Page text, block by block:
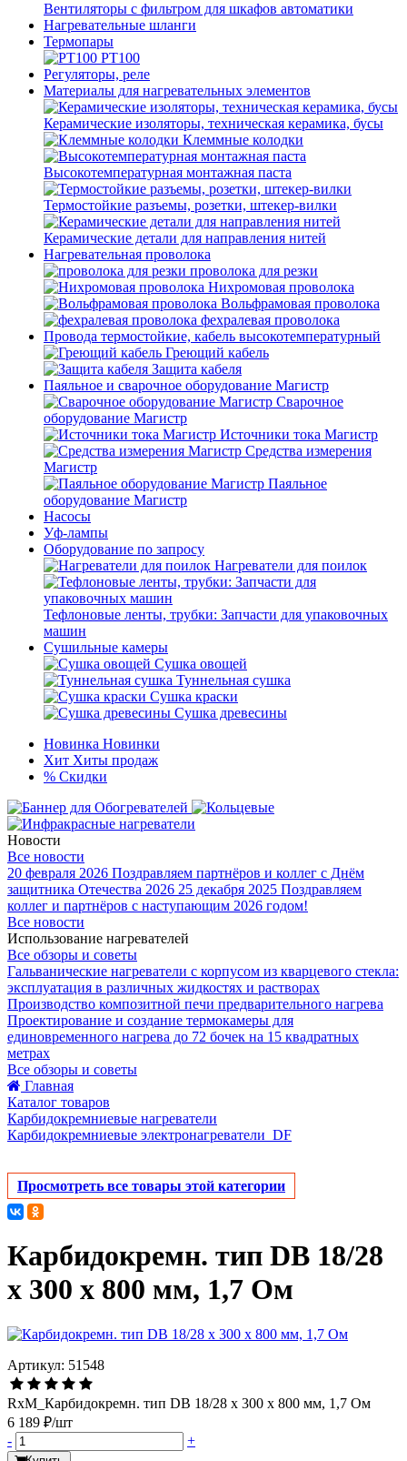
Вентиляторы с фильтром для шкафов автоматики
Нагревательные шланги
Термопары
PT100
Регуляторы, реле
Материалы для нагревательных элементов
Керамические изоляторы, техническая керамика, бусы
Клеммные колодки
Высокотемпературная монтажная паста
Термостойкие разъемы, розетки, штекер-вилки
Керамические детали для направления нитей
Нагревательная проволока
проволока для резки
Нихромовая проволока
Вольфрамовая проволока
фехралевая проволока
Провода термостойкие, кабель высокотемпературный
Греющий кабель
Защита кабеля
Паяльное и сварочное оборудование Магистр
Сварочное
оборудование Магистр
Источники тока Магистр
Средства измерения
Магистр
Паяльное
оборудование Магистр
Насосы
Уф-лампы
Оборудование по запросу
Нагреватели для поилок
Тефлоновые ленты, трубки: Запчасти для упаковочных
машин
Сушильные камеры
Сушка овощей
Туннельная сушка
Сушка краски
Сушка древесины
Новинка Новинки
Хит Хиты продаж
% Скидки
Новости
Все новости
20 февраля 2026 Поздравляем партнёров и коллег с Днём
защитника Отечества 2026 25 декабря 2025 Поздравляем
коллег и партнёров с наступающим 2026 годом!
Все новости
Использование нагревателей
Все обзоры и советы
Гальванические нагреватели с корпусом из кварцевого стекла:
эксплуатация в различных жидкостях и растворах
Производство композитной печи предварительного нагрева
Проектирование и создание термокамеры для
единовременного нагрева до 72 бочек на 15 квадратных
метрах
Все обзоры и советы
Главная
Каталог товаров
Карбидокремниевые нагреватели
Карбидокремниевые электронагреватели_DF
Просмотреть все товары этой категории
Карбидокремн. тип DB 18/28
x 300 x 800 мм, 1,7 Ом
Артикул: 51548
RxM_Карбидокремн. тип DB 18/28 x 300 x 800 мм, 1,7 Ом
6 189 ₽/шт
-
+